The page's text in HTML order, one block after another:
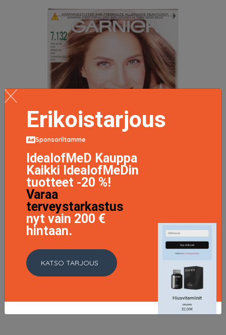
Garnier Nutrisse Cream 7.132 Nude Dark Blonde, Garnier
Vaaleat hiukset
7.6 EUR
Erikoistarjous
Sponsoriltamme
IdealofMeD Kauppa
Kaikki IdealofMeDin
tuotteet -20 %!
Varaa
terveystarkastus
nyt vain 200 €
hintaan.
KATSO TARJOUS